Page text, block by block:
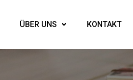
ÜBER UNS KONTAKT